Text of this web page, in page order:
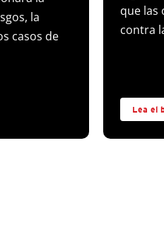
la
casos de
que las
contra
Lea el